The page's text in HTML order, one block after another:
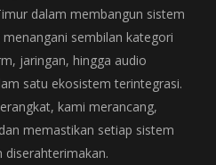
dalam membangun sistem
sembilan kategori
jaringan, hingga audio
satu ekosistem terintegrasi.
kami merancang,
memastikan setiap sistem
diserahterimakan.